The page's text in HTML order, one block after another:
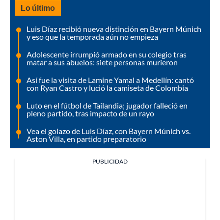
Lo último
Luis Díaz recibió nueva distinción en Bayern Múnich
y eso que la temporada aún no empieza
Adolescente irrumpió armado en su colegio tras
matar a sus abuelos: siete personas murieron
Así fue la visita de Lamine Yamal a Medellín: cantó
con Ryan Castro y lució la camiseta de Colombia
Luto en el fútbol de Tailandia; jugador falleció en
pleno partido, tras impacto de un rayo
Vea el golazo de Luis Díaz, con Bayern Múnich vs.
Aston Villa, en partido preparatorio
PUBLICIDAD